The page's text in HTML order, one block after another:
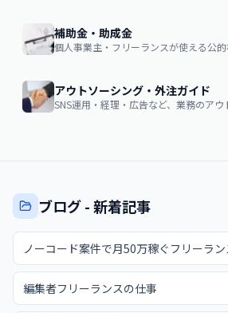
補助金・助成金
アウトソーシング・外注ガイド
ブログ - 新着記事
ノーコード案件で月50万稼ぐフリーラン
編集者フリーランスの仕事